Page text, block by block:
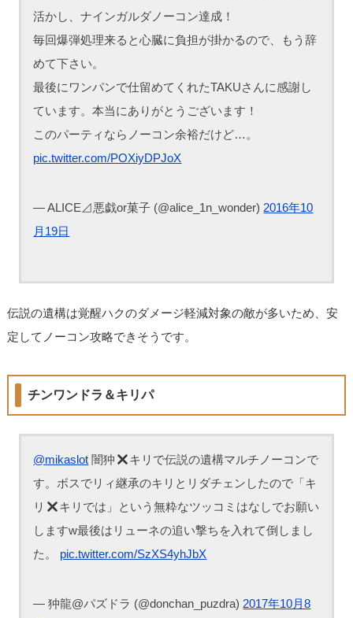
活かし、ナインガルダノーコン達成！
毎回爆弾処理来ると心臓に負担が掛かるので、もう辞
めて下さい。
最後にワンパンで仕留めてくれたTAKUさんに感謝し
ています。本当にありがとうございます！
このパーティならノーコン余裕だけど…。
pic.twitter.com/POXiyDPJoX
— ALICE⊿悪戯or菓子 (@alice_1n_wonder) 2016年10
月19日
伝説の遺構は覚醒ハクのダメージ軽減対象の敵が多いため、安
定してノーコン攻略できそうです。
チンワンドラ＆キリパ
@mikaslot 闇狆
キリで伝説の遺構マルチノーコンで
す。ボスでリィ継承のキリとリダチェンしたので「キ
リ
キリでは」という無粋なツッコミはなしでお願い
しますw最後はリューネの追い撃ちを入れて倒しまし
た。 pic.twitter.com/SzXS4yhJbX
— 狆龍@パズドラ (@donchan_puzdra) 2017年10月8